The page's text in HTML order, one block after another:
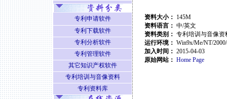
资料大小： 145M
资料语言： 中/英文
资料类别： 专利培训与音像资
运行环境： Win9x/Me/NT/
加入时间： 2015-04-03
原始网站： Home Page
专利申请软件
专利下载软件
专利分析软件
专利管理软件
其它知识产权软件
专利培训与音像资料
专利资料库